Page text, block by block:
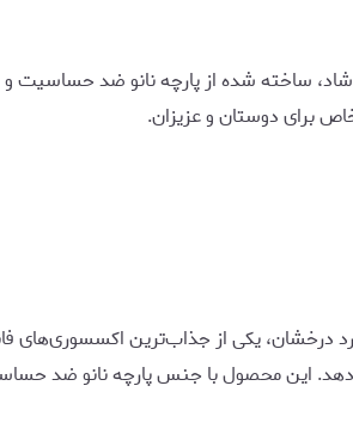
ساخته شده از پارچه نانو ضد حساسیت و
برای دوستان و عزیزان.
درخشان، یکی از جذاب‌ترین اکسسوری‌های
این محصول با جنس پارچه نانو ضد